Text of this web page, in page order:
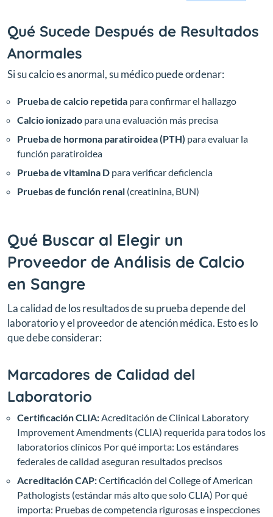
Qué Sucede Después de Resultados
Anormales
Si su calcio es anormal, su médico puede ordenar:
Prueba de calcio repetida para confirmar el hallazgo
Calcio ionizado para una evaluación más precisa
Prueba de hormona paratiroidea (PTH) para evaluar la
función paratiroidea
Prueba de vitamina D para verificar deficiencia
Pruebas de función renal (creatinina, BUN)
Qué Buscar al Elegir un
Proveedor de Análisis de Calcio
en Sangre
La calidad de los resultados de su prueba depende del
laboratorio y el proveedor de atención médica. Esto es lo
que debe considerar:
Marcadores de Calidad del
Laboratorio
Certificación CLIA:Acreditación de Clinical Laboratory
Improvement Amendments (CLIA) requerida para todos los
laboratorios clínicos Por qué importa: Los estándares
federales de calidad aseguran resultados precisos
Acreditación CAP:Certificación del College of American
Pathologists (estándar más alto que solo CLIA) Por qué
importa: Pruebas de competencia rigurosas e inspecciones